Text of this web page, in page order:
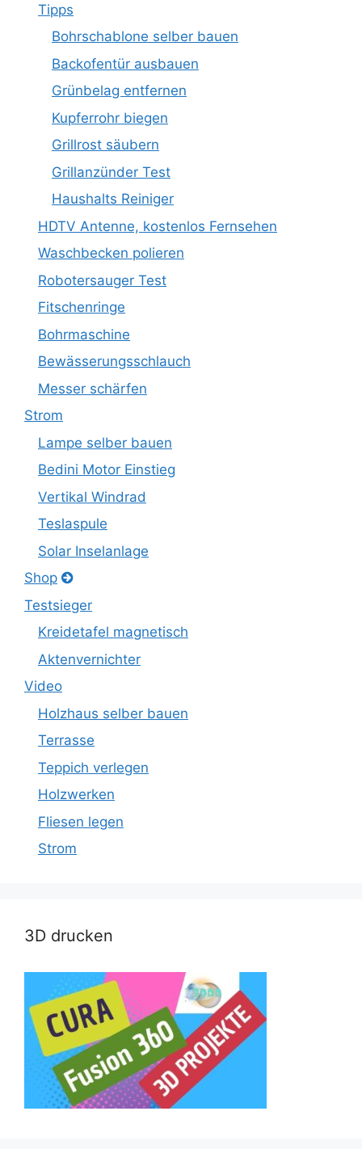
Tipps
Bohrschablone selber bauen
Backofentür ausbauen
Grünbelag entfernen
Kupferrohr biegen
Grillrost säubern
Grillanzünder Test
Haushalts Reiniger
HDTV Antenne, kostenlos Fernsehen
Waschbecken polieren
Robotersauger Test
Fitschenringe
Bohrmaschine
Bewässerungsschlauch
Messer schärfen
Strom
Lampe selber bauen
Bedini Motor Einstieg
Vertikal Windrad
Teslaspule
Solar Inselanlage
Shop
Testsieger
Kreidetafel magnetisch
Aktenvernichter
Video
Holzhaus selber bauen
Terrasse
Teppich verlegen
Holzwerken
Fliesen legen
Strom
3D drucken